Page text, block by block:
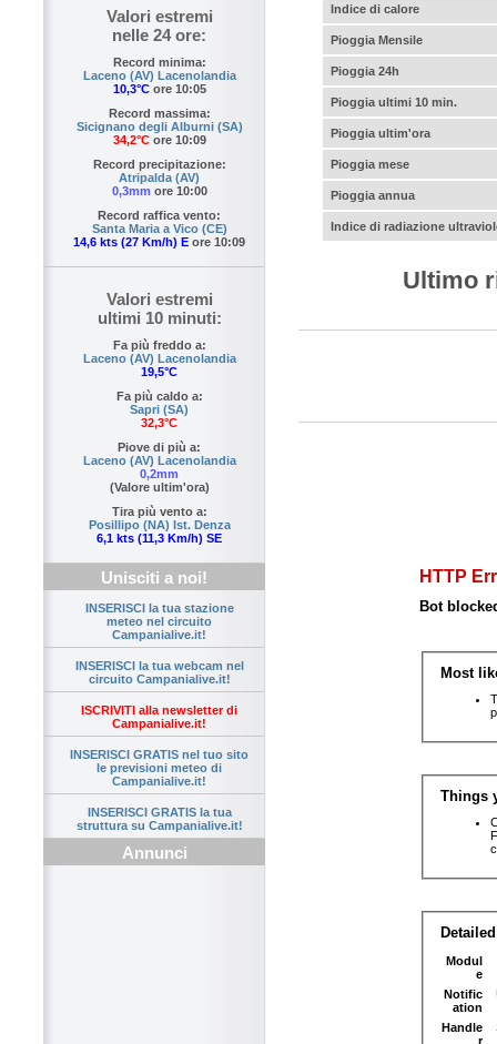
Valori estremi
nelle 24 ore:
Record minima:
Laceno (AV) Lacenolandia
10,3°Core 10:05
Record massima:
Sicignano degli Alburni (SA)
34,2°Core 10:09
Record precipitazione:
Atripalda (AV)
0,3mm ore 10:00
Record raffica vento:
Santa Maria a Vico (CE)
14,6 kts (27 Km/h) E ore 10:09
Valori estremi
ultimi 10 minuti:
Fa più freddo a:
Laceno (AV) Lacenolandia
19,5°C
Fa più caldo a:
Sapri (SA)
32,3°C
Piove di più a:
Laceno (AV) Lacenolandia
0,2mm
(Valore ultim'ora)
Tira più vento a:
Posillipo (NA) Ist. Denza
6,1 kts (11,3 Km/h) SE
Unisciti a noi!
INSERISCI la tua stazione
meteo nel circuito
Campanialive.it!
INSERISCI la tua webcam nel
circuito Campanialive.it!
ISCRIVITI alla newsletter di
Campanialive.it!
INSERISCI GRATIS nel tuo sito
le previsioni meteo di
Campanialive.it!
INSERISCI GRATIS la tua
struttura su Campanialive.it!
Annunci
Indice di calore
Pioggia Mensile
Pioggia 24h
Pioggia ultimi 10 min.
Pioggia ultim'ora
Pioggia mese
Pioggia annua
Indice di radiazione
Ultimo